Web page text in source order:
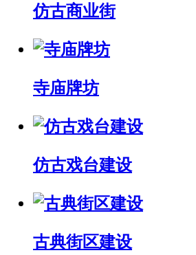
仿古商业街
寺庙牌坊
仿古戏台建设
古典街区建设